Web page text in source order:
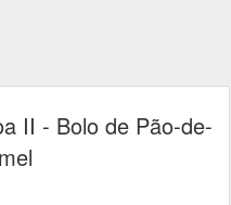
II - Bolo de Pão-de-
mel